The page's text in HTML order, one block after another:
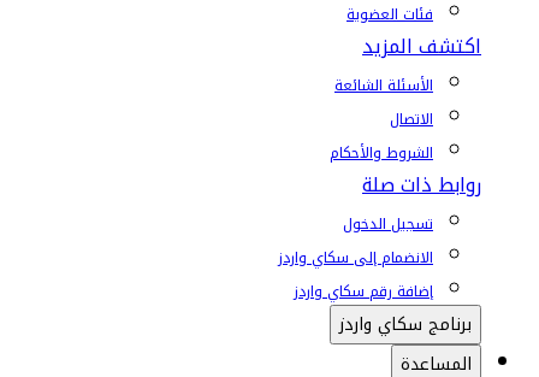
فئات العضوية
اكتشف المزيد
الأسئلة الشائعة
الاتصال
الشروط والأحكام
روابط ذات صلة
تسجيل الدخول
الانضمام إلى سكاي واردز
إضافة رقم سكاي واردز
برنامج سكاي واردز
المساعدة